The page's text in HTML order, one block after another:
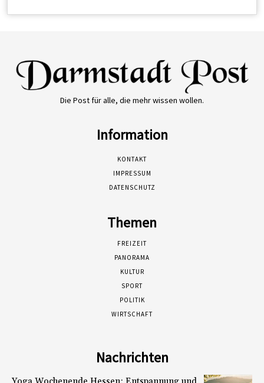
Die Post für alle, die mehr wissen wollen.
Information
KONTAKT
IMPRESSUM
DATENSCHUTZ
Themen
FREIZEIT
PANORAMA
KULTUR
SPORT
POLITIK
WIRTSCHAFT
Nachrichten